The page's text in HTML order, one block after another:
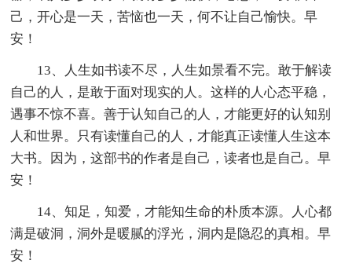
己，开心是一天，苦恼也一天，何不让自己愉快。早
安！
13、人生如书读不尽，人生如景看不完。敢于解读
自己的人，是敢于面对现实的人。这样的人心态平稳，
遇事不惊不喜。善于认知自己的人，才能更好的认知别
人和世界。只有读懂自己的人，才能真正读懂人生这本
大书。因为，这部书的作者是自己，读者也是自己。早
安！
14、知足，知爱，才能知生命的朴质本源。人心都
满是破洞，洞外是暖腻的浮光，洞内是隐忍的真相。早
安！